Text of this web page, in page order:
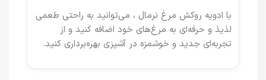
با ادویه روکش مرغ نرمال ، می‌توانید به راحتی طعمی
لذیذ و حرفه‌ای به مرغ‌های خود اضافه کنید و از
تجربه‌ای جدید و خوشمزه در آشپزی بهره‌برداری کنید.